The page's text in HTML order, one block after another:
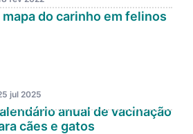
mapa do carinho em felinos
jul 2025
anual de vacinação
cães e gatos